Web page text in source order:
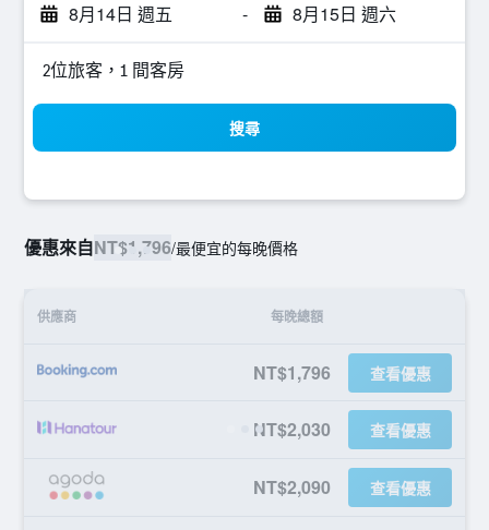
8月14日 週五 - 8月15日 週六
2位旅客，1 間客房
搜尋
優惠來自NT$1,796/最便宜的每晚價格
供應商 每晚總額
NT$1,796 查看優惠
NT$2,030 查看優惠
NT$2,090 查看優惠